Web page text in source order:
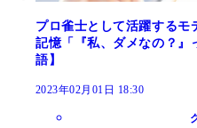
プロ雀士として活躍するモ
記憶「『私、ダメなの？』
語】
2023年02月01日 18:30